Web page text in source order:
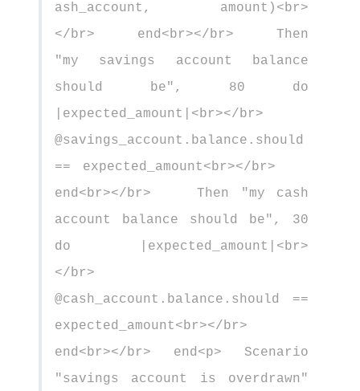
ash_account, amount)<br>
</br> end<br></br> Then
"my savings account balance
should be", 80 do
|expected_amount|<br></br>
@savings_account.balance.should
== expected_amount<br></br>
end<br></br> Then "my cash
account balance should be", 30
do |expected_amount|<br>
</br>
@cash_account.balance.should ==
expected_amount<br></br>
end<br></br> end<p> Scenario
"savings account is overdrawn"